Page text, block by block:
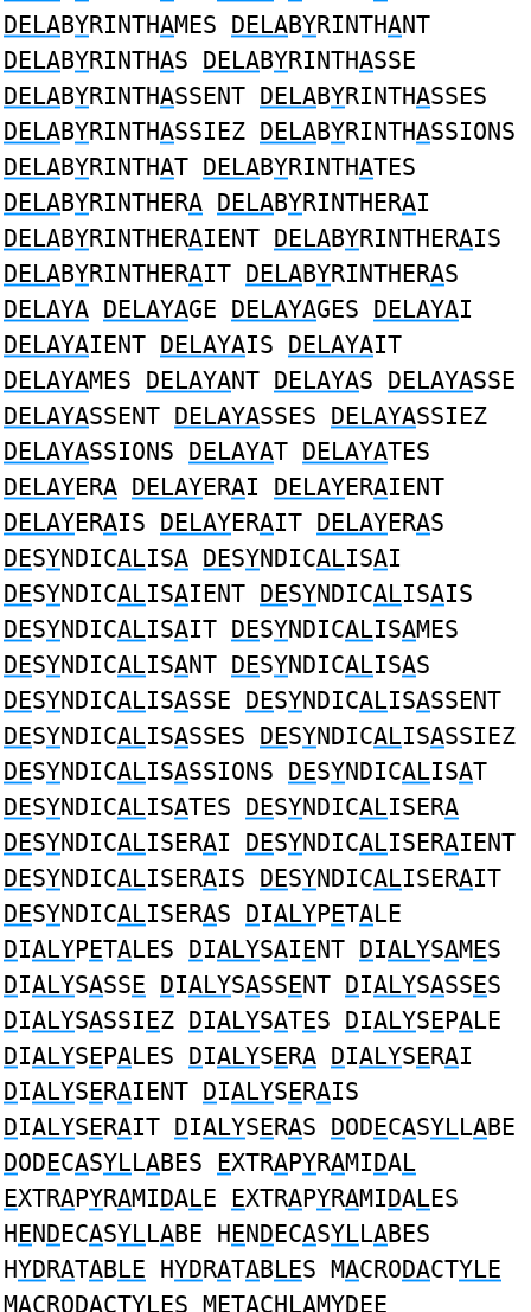
DELABYRINTHAMES DELABYRINTHANT
DELABYRINTHAS DELABYRINTHASSE
DELABYRINTHASSENT DELABYRINTHASSES
DELABYRINTHASSIEZ DELABYRINTHASSIONS
DELABYRINTHAT DELABYRINTHATES
DELABYRINTHERA DELABYRINTHERAI
DELABYRINTHERAIENT DELABYRINTHERAIS
DELABYRINTHERAIT DELABYRINTHERAS
DELAYA DELAYAGE DELAYAGES DELAYAI
DELAYAIENT DELAYAIS DELAYAIT
DELAYAMES DELAYANT DELAYAS DELAYASSE
DELAYASSENT DELAYASSES DELAYASSIEZ
DELAYASSIONS DELAYAT DELAYATES
DELAYERA DELAYERAI DELAYERAIENT
DELAYERAIS DELAYERAIT DELAYERAS
DESYNDICALISA DESYNDICALISAI
DESYNDICALISAIENT DESYNDICALISAIS
DESYNDICALISAIT DESYNDICALISAMES
DESYNDICALISANT DESYNDICALISAS
DESYNDICALISASSE DESYNDICALISASSENT
DESYNDICALISASSES DESYNDICALISASSIEZ
DESYNDICALISASSIONS DESYNDICALISAT
DESYNDICALISATES DESYNDICALISERA
DESYNDICALISERAI DESYNDICALISERAIENT
DESYNDICALISERAIS DESYNDICALISERAIT
DESYNDICALISERAS DIALYPETALE
DIALYPETALES DIALYSAIENT DIALYSAMES
DIALYSASSE DIALYSASSENT DIALYSASSES
DIALYSASSIEZ DIALYSATES DIALYSEPALE
DIALYSEPALES DIALYSERA DIALYSERAI
DIALYSERAIENT DIALYSERAIS
DIALYSERAIT DIALYSERAS DODECASYLLABE
DODECASYLLABES EXTRAPYRAMIDAL
EXTRAPYRAMIDALE EXTRAPYRAMIDALES
HENDECASYLLABE HENDECASYLLABES
HYDRATABLE HYDRATABLES MACRODACTYLE
MACRODACTYLES METACHLAMYDEE